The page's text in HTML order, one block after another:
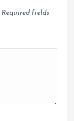
Required fields